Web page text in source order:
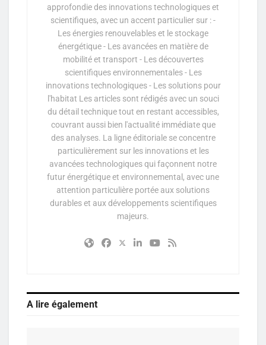
approfondie des innovations technologiques et
scientifiques, avec un accent particulier sur : -
Les énergies renouvelables et le stockage
énergétique - Les avancées en matière de
mobilité et transport - Les découvertes
scientifiques environnementales - Les
innovations technologiques - Les solutions pour
l'habitat Les articles sont rédigés avec un souci
du détail technique tout en restant accessibles,
couvrant aussi bien l'actualité immédiate que
des analyses. La ligne éditoriale se concentre
particulièrement sur les innovations et les
avancées technologiques qui façonnent notre
futur énergétique et environnemental, avec une
attention particulière portée aux solutions
durables et aux développements scientifiques
majeurs.
A lire également